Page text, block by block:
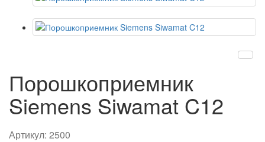
Порошкоприемник
Siemens Siwamat C12
Артикул: 2500